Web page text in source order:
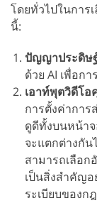
โดยทั่วไปในการ
นี้:
ปัญญาประดิษ
ด้วย AI เพื่อก
เอาท์พุตวิดีโ
การตั้งค่ากา
ดูดีทั้งบนหน้า
จะแตกต่างกัน
สามารถเลือก
เป็นสิ่งสำคัญ
ระเบียบของก